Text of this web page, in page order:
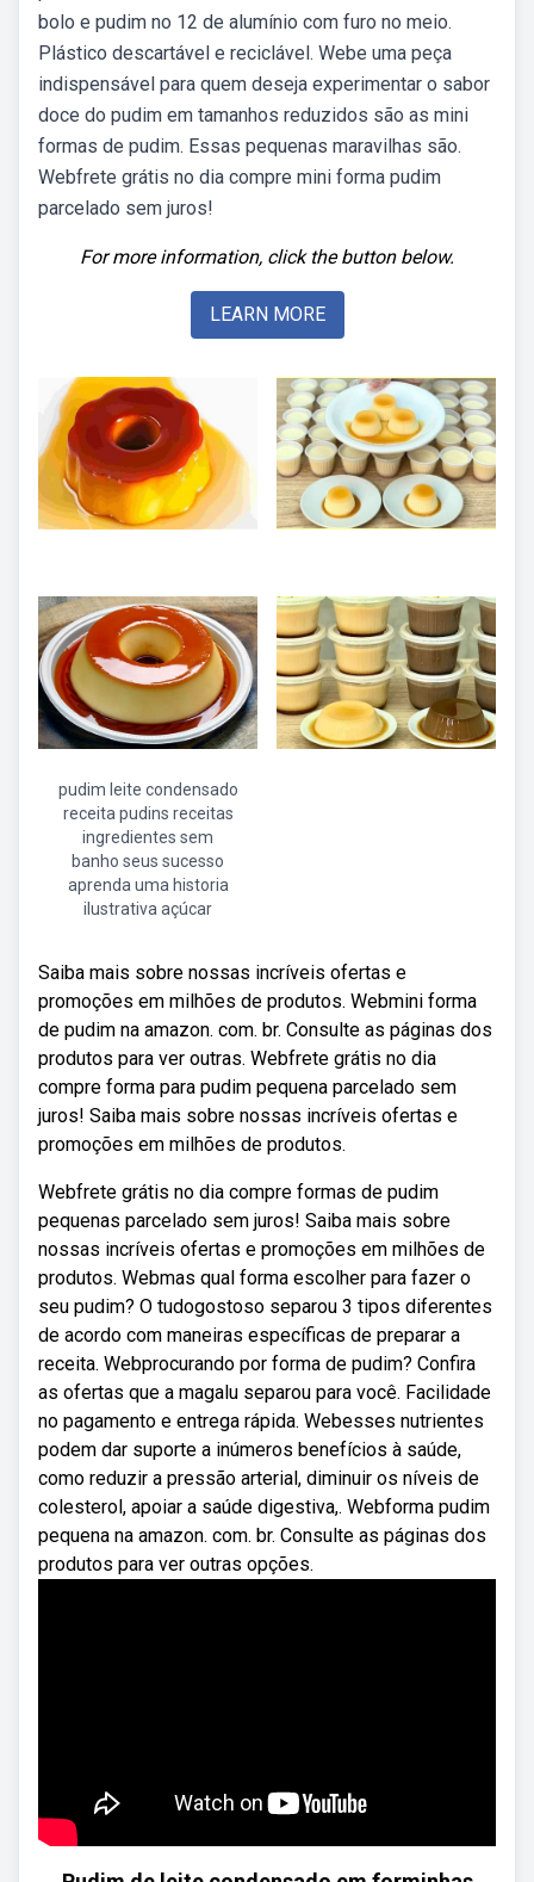
bolo e pudim no 12 de alumínio com furo no meio.
Plástico descartável e reciclável. Webe uma peça
indispensável para quem deseja experimentar o sabor
doce do pudim em tamanhos reduzidos são as mini
formas de pudim. Essas pequenas maravilhas são.
Webfrete grátis no dia compre mini forma pudim
parcelado sem juros!
For more information, click the button below.
LEARN MORE
pudim leite condensado
receita pudins receitas
ingredientes sem
banho seus sucesso
aprenda uma historia
ilustrativa açúcar
Saiba mais sobre nossas incríveis ofertas e
promoções em milhões de produtos. Webmini forma
de pudim na amazon. com. br. Consulte as páginas dos
produtos para ver outras. Webfrete grátis no dia
compre forma para pudim pequena parcelado sem
juros! Saiba mais sobre nossas incríveis ofertas e
promoções em milhões de produtos.
Webfrete grátis no dia compre formas de pudim
pequenas parcelado sem juros! Saiba mais sobre
nossas incríveis ofertas e promoções em milhões de
produtos. Webmas qual forma escolher para fazer o
seu pudim? O tudogostoso separou 3 tipos diferentes
de acordo com maneiras específicas de preparar a
receita. Webprocurando por forma de pudim? Confira
as ofertas que a magalu separou para você. Facilidade
no pagamento e entrega rápida. Webesses nutrientes
podem dar suporte a inúmeros benefícios à saúde,
como reduzir a pressão arterial, diminuir os níveis de
colesterol, apoiar a saúde digestiva,. Webforma pudim
pequena na amazon. com. br. Consulte as páginas dos
produtos para ver outras opções.